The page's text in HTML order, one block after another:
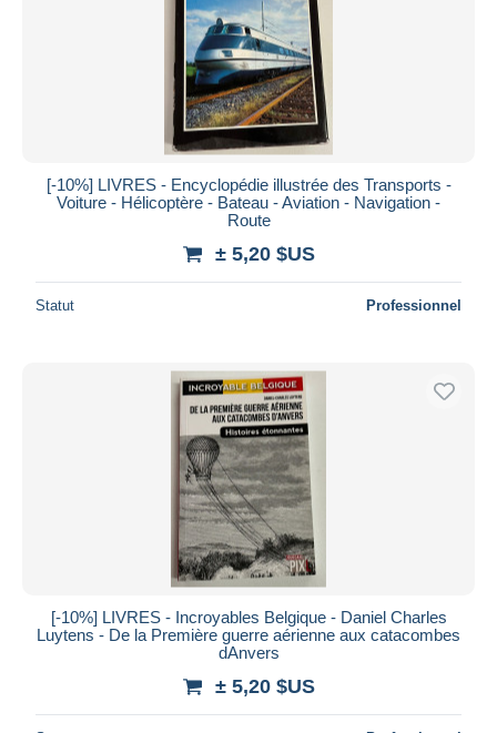
[-10%] LIVRES - Encyclopédie illustrée des Transports -
Voiture - Hélicoptère - Bateau - Aviation - Navigation -
Route
± 5,20 $US
Statut Professionnel
[-10%] LIVRES - Incroyables Belgique - Daniel Charles
Luytens - De la Première guerre aérienne aux catacombes
dAnvers
± 5,20 $US